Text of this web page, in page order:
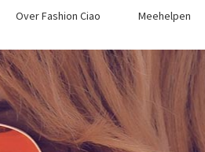
Over Fashion Ciao Meehelpen